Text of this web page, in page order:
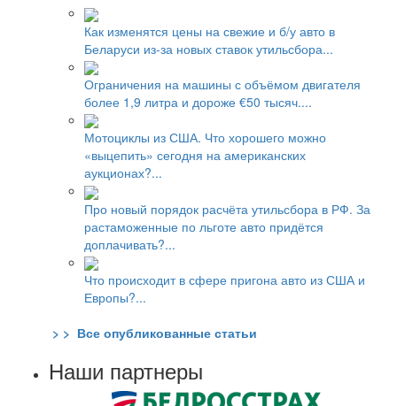
Как изменятся цены на свежие и б/у авто в
Беларуси из-за новых ставок утильсбора...
Ограничения на машины с объёмом двигателя
более 1,9 литра и дороже €50 тысяч....
Мотоциклы из США. Что хорошего можно
«выцепить» сегодня на американских
аукционах?...
Про новый порядок расчёта утильсбора в РФ. За
растаможенные по льготе авто придётся
доплачивать?...
Что происходит в сфере пригона авто из США и
Европы?...
> > Все опубликованные статьи
Наши партнеры